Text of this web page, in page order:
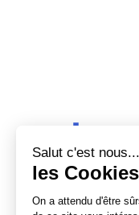
Comprendre
Abondance, le